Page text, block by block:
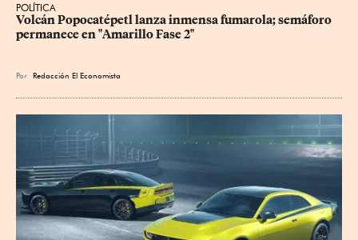
POLÍTICA
Volcán Popocatépetl lanza inmensa fumarola; semáforo
permanece en "Amarillo Fase 2"
Por Redacción El Economista